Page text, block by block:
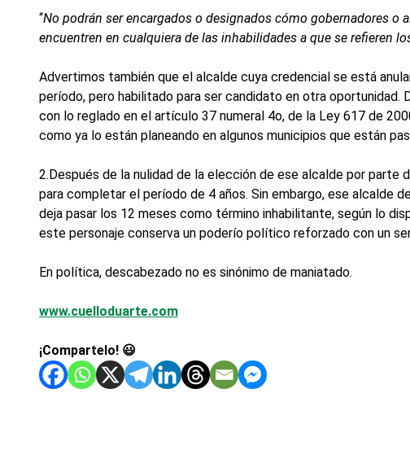
“No podrán ser encargados o designados cómo gobernadores o
encuentren en cualquiera de las inhabilidades a que se refieren
Advertimos también que el alcalde cuya credencial se está
período, pero habilitado para ser candidato en otra oportunidad.
con lo reglado en el artículo 37 numeral 4o, de la Ley 617 de
como ya lo están planeando en algunos municipios que están
2.Después de la nulidad de la elección de ese alcalde por parte
para completar el período de 4 años. Sin embargo, ese alcalde
deja pasar los 12 meses como término inhabilitante, según lo
este personaje conserva un poderío político reforzado con un
En política, descabezado no es sinónimo de maniatado.
www.cuelloduarte.com
¡Compartelo! 😃